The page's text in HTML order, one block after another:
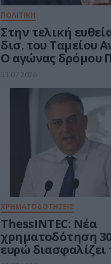
ΠΟΛΙΤΙΚΗ
Στην τελική
δισ. του Ταμείου
Ο αγώνας δρόμου
και το μήνυμα
υπουργούς
31.07.2026
ΧΡΗΜΑΤΟΔΟΤΗΣΕΙΣ
ThessINTEC: Νέα
χρηματοδότηση
ευρώ διασφαλίζει